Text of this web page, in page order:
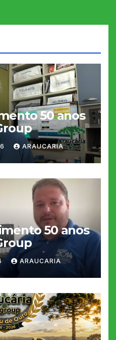
50 anos
ARAUCARIA
50 anos
ARAUCARIA